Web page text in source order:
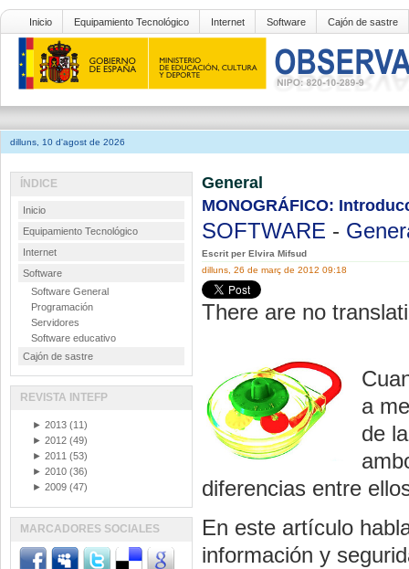
Inicio Equipamiento Tecnológico Internet Software Cajón de sastre
dilluns, 10 d'agost de 2026
General
MONOGRÁFICO:
SOFTWARE -
Escrit per Elvira Mifsud
dilluns, 26 de març de 2012 09:18
There are no
a
de
diferencias entre
En este artículo
información y
ÍNDICE
Inicio
Equipamiento Tecnológico
Internet
Software
Software General
Programación
Servidores
Software educativo
Cajón de sastre
REVISTA INTEFP
► 2013 (11)
► 2012 (49)
► 2011 (53)
► 2010 (36)
► 2009 (47)
MARCADORES SOCIALES